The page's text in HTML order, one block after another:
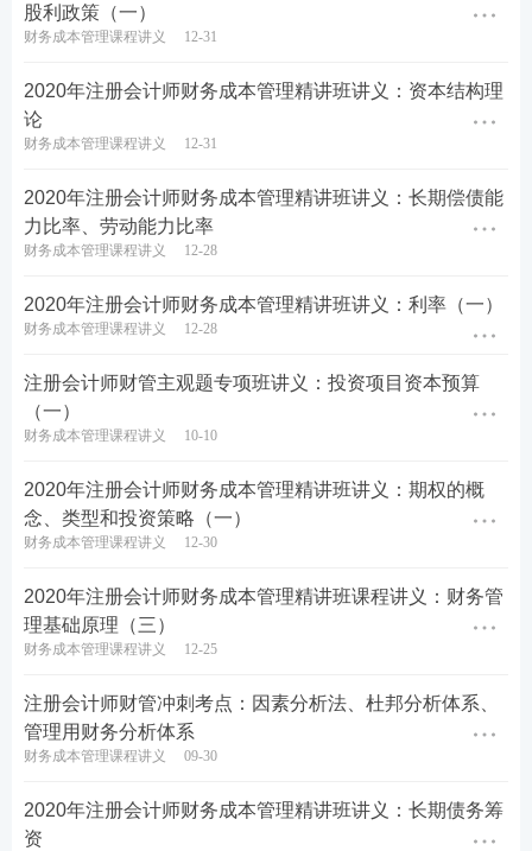
股利政策（一）
财务成本管理课程讲义 12-31
2020年注册会计师财务成本管理精讲班讲义：资本结构理
论
财务成本管理课程讲义 12-31
2020年注册会计师财务成本管理精讲班讲义：长期偿债能
力比率、劳动能力比率
财务成本管理课程讲义 12-28
2020年注册会计师财务成本管理精讲班讲义：利率（一）
财务成本管理课程讲义 12-28
注册会计师财管主观题专项班讲义：投资项目资本预算
（一）
财务成本管理课程讲义 10-10
2020年注册会计师财务成本管理精讲班讲义：期权的概
念、类型和投资策略（一）
财务成本管理课程讲义 12-30
2020年注册会计师财务成本管理精讲班课程讲义：财务管
理基础原理（三）
财务成本管理课程讲义 12-25
注册会计师财管冲刺考点：因素分析法、杜邦分析体系、
管理用财务分析体系
财务成本管理课程讲义 09-30
2020年注册会计师财务成本管理精讲班讲义：长期债务筹
资